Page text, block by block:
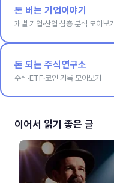
돈 버는 기업이야기
개별 기업·산업 심층 분석 모아보기
돈 되는 주식연구소
주식·ETF·코인 기록 모아보기
이어서 읽기 좋은 글